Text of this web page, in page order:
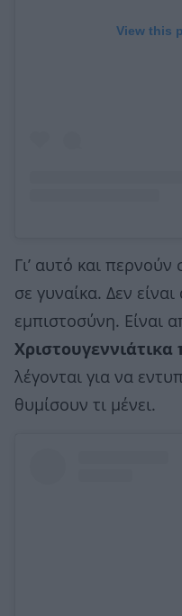
View this
Γι’ αυτό και
σε γυναίκα. Δεν
εμπιστοσύνη. Είναι
λέγονται για να
θυμίσουν τι μένει.